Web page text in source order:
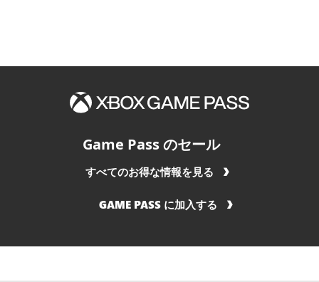
Game Pass のセール
すべてのお得な情報を見る
GAME PASS に加入する